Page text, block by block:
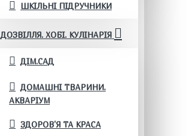
ШКІЛЬНІ ПІДРУЧНИКИ
ДОЗВІЛЛЯ. ХОБІ. КУЛІНАРІЯ
ДІМ.САД
ДОМАШНІ ТВАРИНИ.
АКВАРІУМ
ЗДОРОВ'Я ТА КРАСА